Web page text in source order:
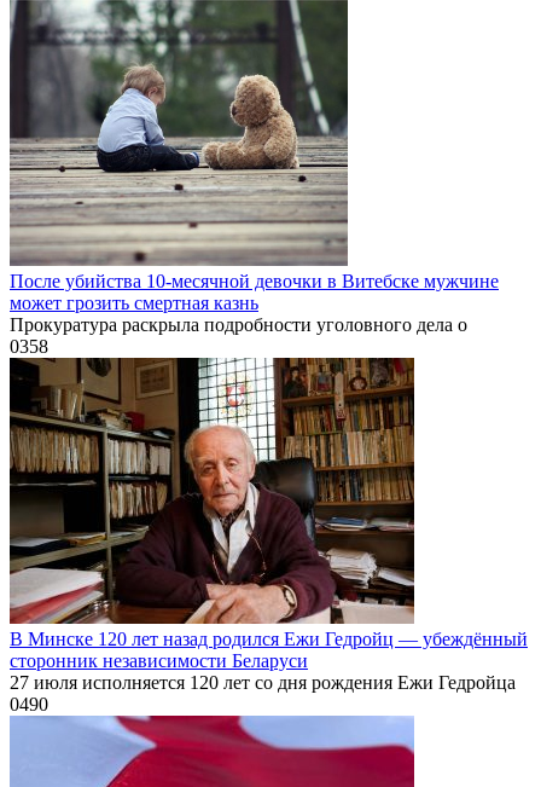
После убийства 10-месячной девочки в Витебске мужчине
может грозить смертная казнь
Прокуратура раскрыла подробности уголовного дела о
0358
В Минске 120 лет назад родился Ежи Гедройц — убеждённый
сторонник независимости Беларуси
27 июля исполняется 120 лет со дня рождения Ежи Гедройца
0490